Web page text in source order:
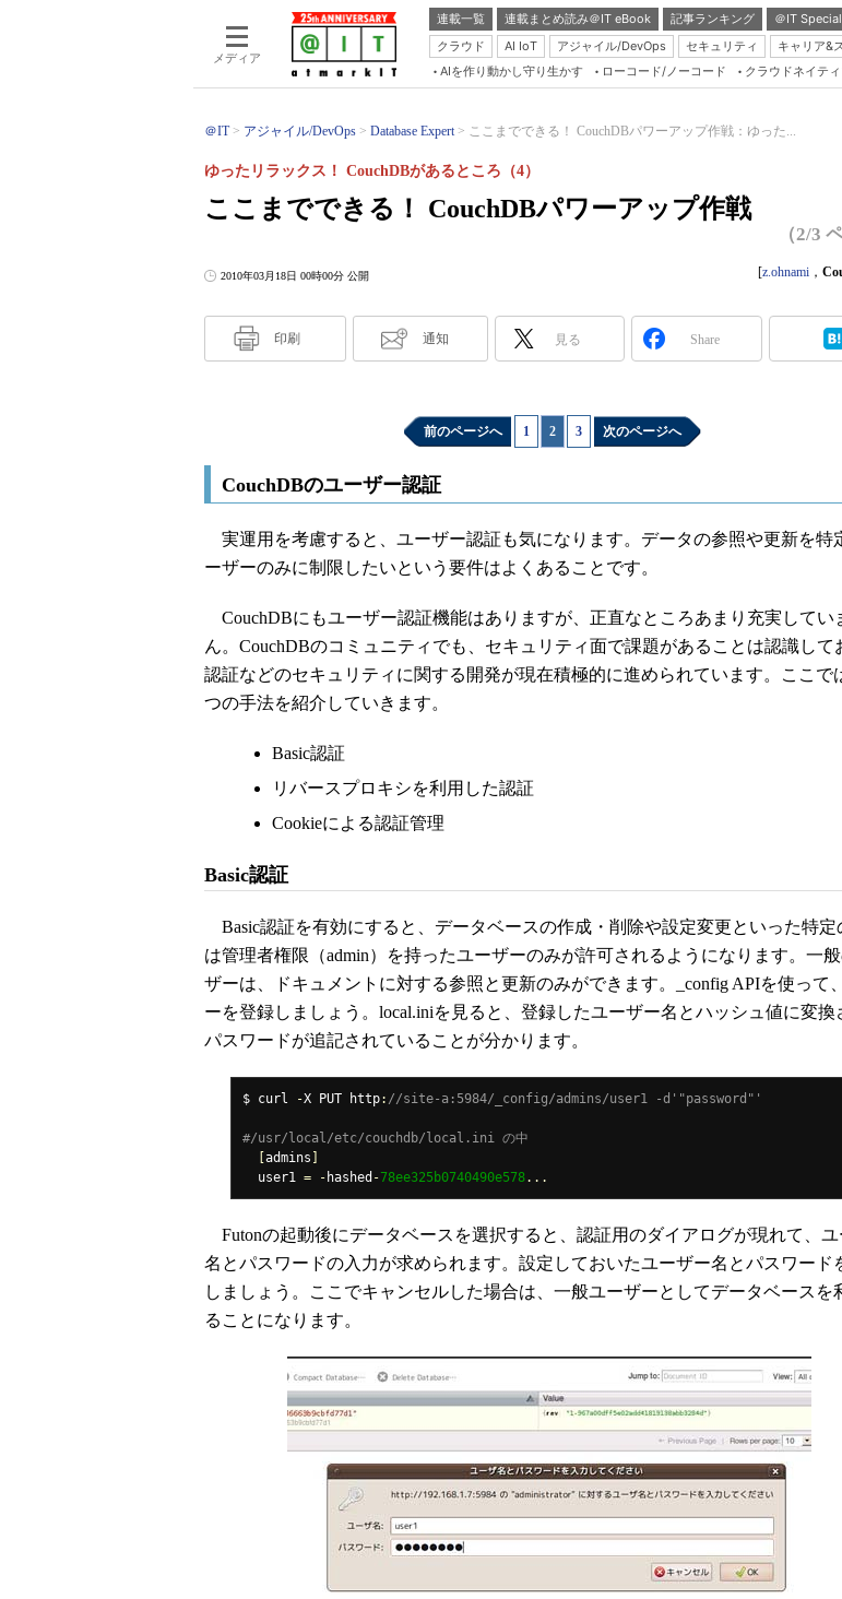
メディア
連載一覧 連載まとめ読み＠IT eBook 記事ランキング ＠IT Special
クラウド
AI IoT アジャイル/DevOps セキュリティ キャリア&
AIを作り動かし守り生かす ローコード/ノーコード クラウドネイテ
＠IT アジャイル/DevOps Database Expert ここまでできる！ CouchDBパワーアップ作戦：ゆった...
ここまでできる！ CouchDBパワーアップ作戦
ゆったリラックス！ CouchDBがあるところ（4）
（2/3
2010年03月18日 00時00分 公開 [z.ohnami ，
印刷 通知 見る Share
前のページへ 1 2 3 次のページへ
CouchDBのユーザー認証
実運用を考慮すると、ユーザー認証も気になります。データの参照や更新を特
ーザーのみに制限したいという要件はよくあることです。
CouchDBにもユーザー認証機能はありますが、正直なところあまり充実してい
ん。CouchDBのコミュニティでも、セキュリティ面で課題があることは認識して
認証などのセキュリティに関する開発が現在積極的に進められています。ここで
つの手法を紹介していきます。
Basic認証
リバースプロキシを利用した認証
Cookieによる認証管理
Basic認証
Basic認証を有効にすると、データベースの作成・削除や設定変更といった特定
は管理者権限（admin）を持ったユーザーのみが許可されるようになります。一
ザーは、ドキュメントに対する参照と更新のみができます。_config APIを使って
ーを登録しましょう。local.iniを見ると、登録したユーザー名とハッシュ値に変換
パスワードが追記されていることが分かります。
$ curl -X PUT http: //site-a:5984/_config/admins/user1 -d'"password"'
#/usr/local/etc/couchdb/local.ini の中
admins
  user1
= - hashed -78ee325b0740490e578...
Futonの起動後にデータベースを選択すると、認証用のダイアログが現れて、ユ
名とパスワードの入力が求められます。設定しておいたユーザー名とパスワード
しましょう。ここでキャンセルした場合は、一般ユーザーとしてデータベースを
ることになります。